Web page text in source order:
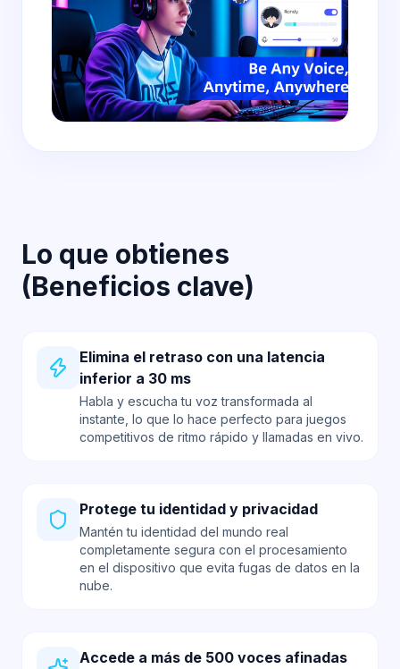
Lo que obtienes
(Beneficios clave)
Elimina el retraso con una latencia
inferior a 30 ms
Habla y escucha tu voz transformada al
instante, lo que lo hace perfecto para juegos
competitivos de ritmo rápido y llamadas en vivo.
Protege tu identidad y privacidad
Mantén tu identidad del mundo real
completamente segura con el procesamiento
en el dispositivo que evita fugas de datos en la
nube.
Accede a más de 500 voces afinadas